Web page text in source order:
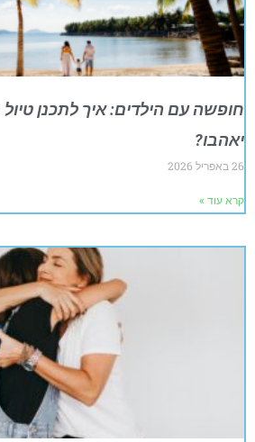
חופשה עם הילדים: איך לתכנן
יאהבו?
26 באפריל 2026
קרא עוד »